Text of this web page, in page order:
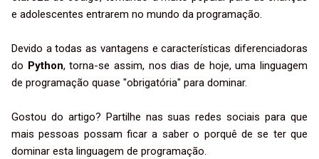
e adolescentes entrarem no mundo da programação.
Devido a todas as vantagens e características diferenciadoras
do Python, torna-se assim, nos dias de hoje, uma linguagem
de programação quase "obrigatória" para dominar.
Gostou do artigo? Partilhe nas suas redes sociais para que
mais pessoas possam ficar a saber o porquê de se ter que
dominar esta linguagem de programação.